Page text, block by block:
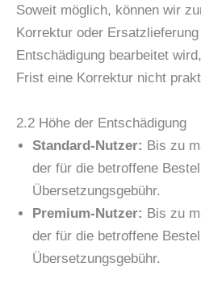
Soweit möglich, können wir
Korrektur oder
Entschädigung bearbeitet
Frist eine Korrektur nicht
2.2 Höhe der Entschädigung
Standard-Nutzer: Bis zu
der für die betroffene
Übersetzungsgebühr.
Premium-Nutzer: Bis zu
der für die betroffene
Übersetzungsgebühr.